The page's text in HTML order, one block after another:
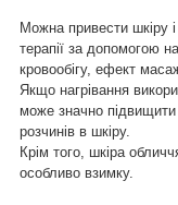
Можна привести шкіру
терапії за допомогою
кровообігу, ефект
Якщо нагрівання
може значно підвищити
розчинів в шкіру.
Крім того, шкіра
особливо взимку.